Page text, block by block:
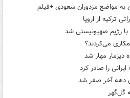
به مواضع مزدوران سعودی +فیلم
ترکیه از اروپا
با رژیم صهیونیستی شد
می‌کردند؟
مهار شد
را صادر کرد
دهه آخر صفر شد
گل‌گهر